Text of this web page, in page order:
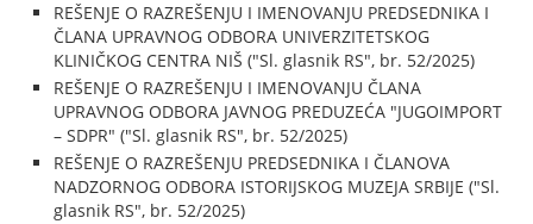
REŠENJE O RAZREŠENJU I IMENOVANJU PREDSEDNIKA I
ČLANA UPRAVNOG ODBORA UNIVERZITETSKOG
KLINIČKOG CENTRA NIŠ ("Sl. glasnik RS", br. 52/2025)
REŠENJE O RAZREŠENJU I IMENOVANJU ČLANA
UPRAVNOG ODBORA JAVNOG PREDUZEĆA "JUGOIMPORT
– SDPR" ("Sl. glasnik RS", br. 52/2025)
REŠENJE O RAZREŠENJU PREDSEDNIKA I ČLANOVA
NADZORNOG ODBORA ISTORIJSKOG MUZEJA SRBIJE ("Sl.
glasnik RS", br. 52/2025)